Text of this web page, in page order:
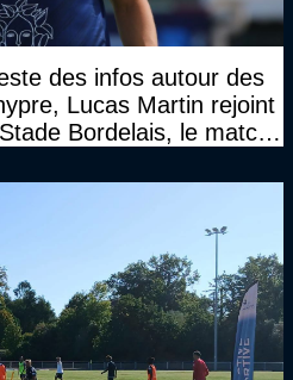
des infos autour des
Lucas Martin rejoint
Bordelais, le match